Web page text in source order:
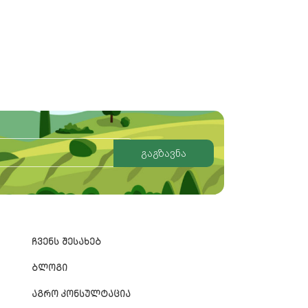
გაგზავნა
ᲩᲕᲔᲜᲡ ᲨᲔᲡᲐᲮᲔᲑ
ᲑᲚᲝᲒᲘ
ᲐᲒᲠᲝ ᲙᲝᲜᲡᲣᲚᲢᲐᲪᲘᲐ